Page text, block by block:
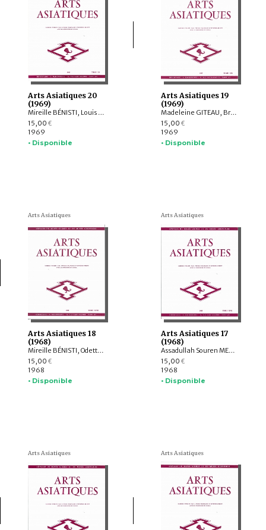
Arts Asiatiques 20
(1969)
Mireille BÉNISTI, Louis MALLERET, Denys LOMBARD, Jean BOISSELIER, Marie-Thérèse De MALLMANN, Assadulah SOUREN, Melikian CHIRVANI, P.Z. PATTABIRAMIN, Tjan TJOE, Marguerite JALLUT
15,00 €
1969
• Disponible
Arts Asiatiques 19
(1969)
Madeleine GITEAU, Bruno DAGENS, Marguerite E. ADICEAM, Ivan STCHOUKINE, Shaïbaï MOSTAMINDI, Mariella MOSTAMINDI, Philippe GOUIN, James C. HARLE, Louis HAMBIS
15,00 €
1969
• Disponible
Arts Asiatiques
Arts Asiatiques 18
(1968)
Mireille BÉNISTI, Odette VIENNOT, Albert LE BONHEUR, Germaine GUILLAUME, Ahmad Ali MOTAMEDI, Lennart EDELBERG, M.S. NAGARAJA RAO, Dr. SOEKMONO
15,00 €
1968
• Disponible
Arts Asiatiques
Arts Asiatiques 17
(1968)
Assadullah Souren MELIKIAN-CHIRVANI, Jean BOULBET, Bruno DAGENS, Marguerite E. ADICEAM, Ivan STCHOUKINE, Krishna RIBOUD, Roman GHIRSCHMAN, Gabriel VIAL
15,00 €
1968
• Disponible
Arts Asiatiques Arts Asiatiques